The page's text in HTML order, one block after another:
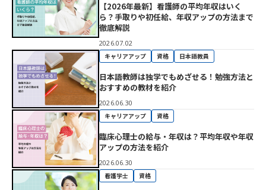
【2026年最新】看護師の平均年収はいく
ら？手取りや初任給、年収アップの方法まで
徹底解説
2026.07.02
キャリアアップ
資格 日本語教員
日本語教師は独学でもめざせる！勉強方法と
おすすめの教材を紹介
2026.06.30
キャリアアップ
資格
臨床心理士の給与・年収は？平均年収や年収
アップの方法を紹介
2026.06.30
看護学士
資格